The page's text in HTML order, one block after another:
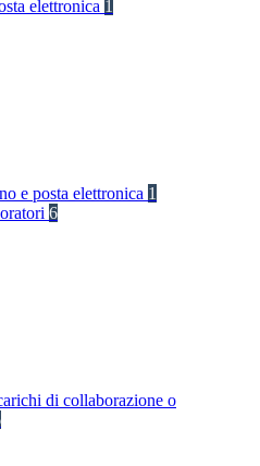
elettronica 1
e posta elettronica 1
6
di collaborazione o